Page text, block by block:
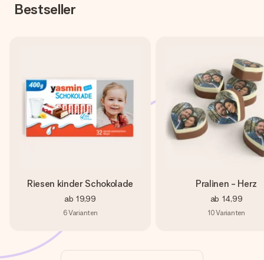
Bestseller
Riesen kinder Schokolade
ab 19,99
6Varianten
Pralinen - Herz
ab 14,99
10Varianten